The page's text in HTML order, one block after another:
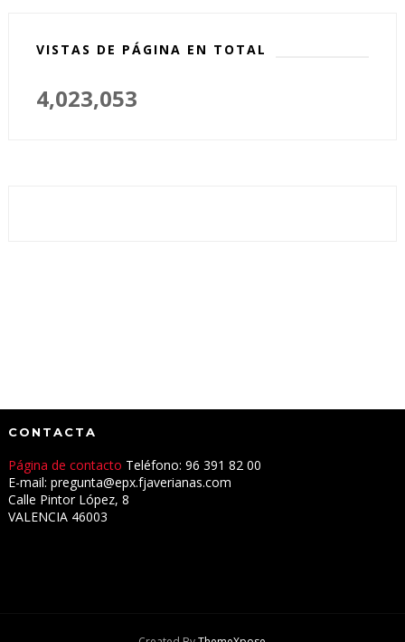
VISTAS DE PÁGINA EN TOTAL
4,023,053
CONTACTA
Página de contacto Teléfono: 96 391 82 00
E-mail: pregunta@epx.fjaverianas.com
Calle Pintor López, 8
VALENCIA 46003